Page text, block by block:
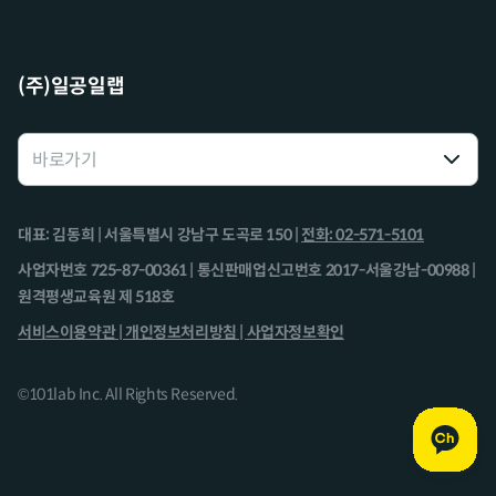
(주)일공일랩
대표: 김동희 | 서울특별시 강남구 도곡로 150 | 전화: 02-571-5101
사업자번호 725-87-00361 | 통신판매업신고번호 2017-서울강남-00988 |
원격평생교육원 제 518호
서비스이용약관 | 개인정보처리방침 | 사업자정보확인
©101lab Inc. All Rights Reserved.